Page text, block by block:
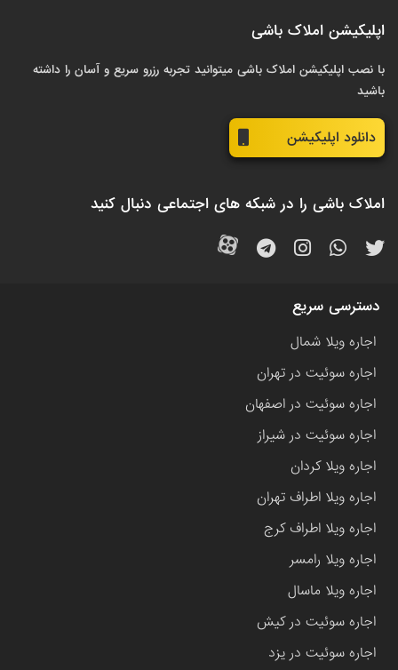
اپلیکیشن املاک باشی
با نصب اپلیکیشن املاک باشی میتوانید تجربه رزرو سریع و آسان را داشته
باشید
دانلود اپلیکیشن
املاک باشی را در شبکه های اجتماعی دنبال کنید
دسترسی سریع
اجاره ویلا شمال
اجاره سوئیت در تهران
اجاره سوئیت در اصفهان
اجاره سوئیت در شیراز
اجاره ویلا کردان
اجاره ویلا اطراف تهران
اجاره ویلا اطراف کرج
اجاره ویلا رامسر
اجاره ویلا ماسال
اجاره سوئیت در کیش
اجاره سوئیت در یزد